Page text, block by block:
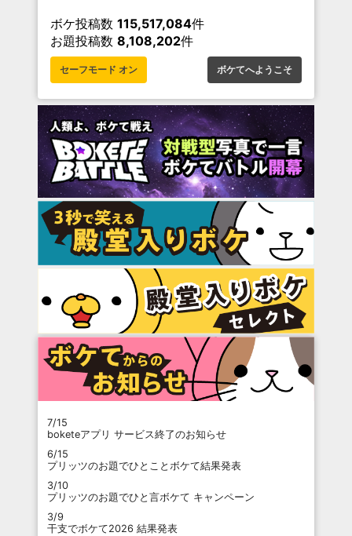
ボケ投稿数 115,517,084件
お題投稿数 8,108,202件
セーフモード オン ボケてへようこそ
7/15
boketeアプリ サービス終了のお知らせ
6/15
プリッツのお題でひとことボケて結果発表
3/10
プリッツのお題でひと言ボケて キャンペーン
3/9
干支でボケて2026 結果発表